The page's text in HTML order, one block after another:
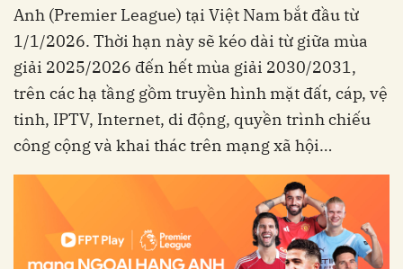
Anh (Premier League) tại Việt Nam bắt đầu từ
1/1/2026. Thời hạn này sẽ kéo dài từ giữa mùa
giải 2025/2026 đến hết mùa giải 2030/2031,
trên các hạ tầng gồm truyền hình mặt đất, cáp, vệ
tinh, IPTV, Internet, di động, quyền trình chiếu
công cộng và khai thác trên mạng xã hội…